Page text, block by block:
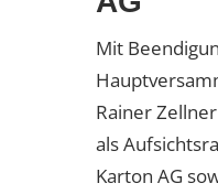
Mit
Rainer
als
Karton AG